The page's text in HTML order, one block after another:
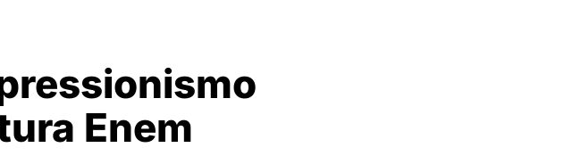
Enem